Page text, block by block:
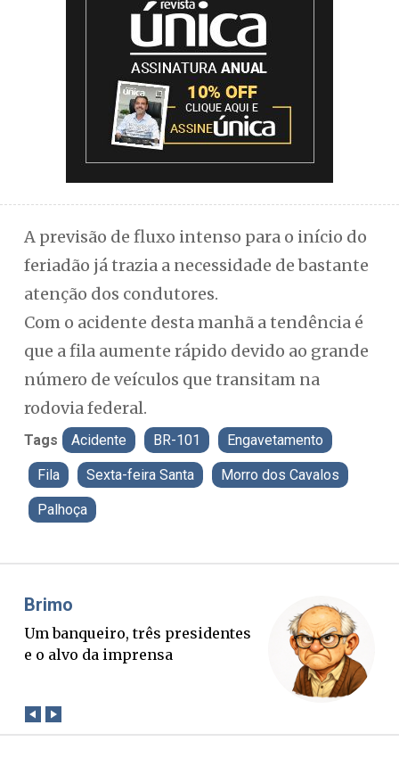
A previsão de fluxo intenso para o início do
feriadão já trazia a necessidade de bastante
atenção dos condutores.
Com o acidente desta manhã a tendência é
que a fila aumente rápido devido ao grande
número de veículos que transitam na
rodovia federal.
Tags Acidente BR-101 Engavetamento
Fila Sexta-feira Santa Morro dos Cavalos
Palhoça
presidentes
Misael Elias
O Boato corre mais
verdade. Mas quem paga